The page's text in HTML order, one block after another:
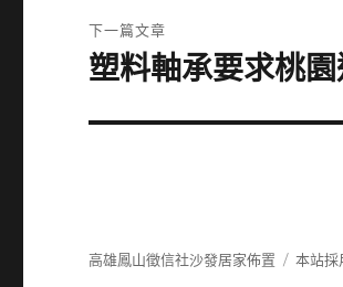
文
章:
下一篇文章
下
篇
塑料軸承要求桃
高雄鳳山徵信社沙發居家佈置 本站